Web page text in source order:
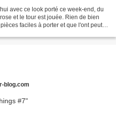
avec ce look porté ce week-end, du
et le tour est jouée. Rien de bien
faciles à porter et que l'ont peut
blog.com